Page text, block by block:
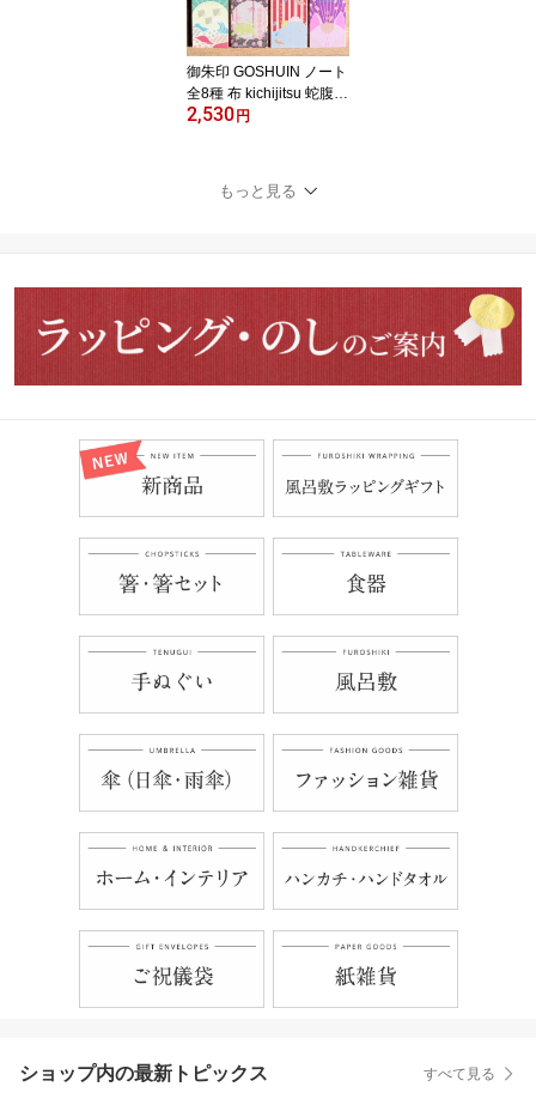
帳 レーザー加工 透かし
彫り プレゼント
御朱印 GOSHUIN ノート
全8種 布 kichijitsu 蛇腹式
御朱印帳 おしゃれ ポリ
い ご朱印 猫 ねこ ネコ 千
鳥 アルバム 芳名帳 スク
【メール便配送可能】
2,530 円
もっと見る
ショップ内の最新トピックス すべて見る